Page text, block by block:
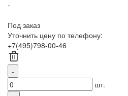
-
-
Под заказ
Уточнить цену по телефону:
+7(495)798-00-46
шт.